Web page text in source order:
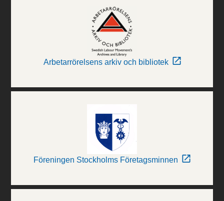
Arbetarrörelsens arkiv och bibliotek
Föreningen Stockholms Företagsminnen